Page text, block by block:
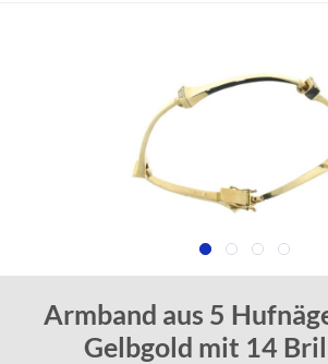
Armband aus 5
Gelbgold mit 14